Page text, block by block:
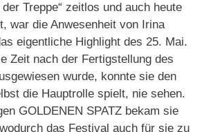
Treppe“ zeitlos und auch heute
war die Anwesenheit von Irina
eigentliche Highlight des 25. Mai.
Zeit nach der Fertigstellung des
wurde, konnte sie den
die Hauptrolle spielt, nie sehen.
GOLDENEN SPATZ bekam sie
das Festival auch für sie zu